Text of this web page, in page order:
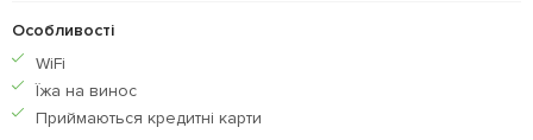
Особливості
WiFi
Їжа на винос
Приймаються кредитнi карти